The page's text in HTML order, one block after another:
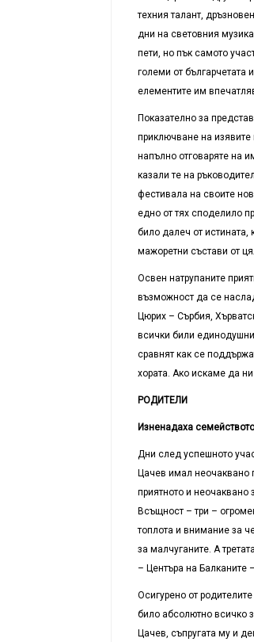
техния талант,
дни на световния
пети, но пък самото
големи от българчетата
елементите им
Показателно за
приключване на
напълно отговаряте на
казали те на
фестивала на своите
едно от тях споделило
било далеч от
мажоретни състави от
Освен натрупаните
възможност да се
Цюрих – Сърбия,
всички били
сравнят как се
хората. Ако искаме да
РОДИТЕЛИ
Изненадаха
Дни след успешното
Цачев имал неочаквано
приятното и неочаквано
Всъщност – три –
топлота и внимание за
за малчуганите. А
– Центъра на Балканите
Осигурено от
било абсолютно всичко
Цачев, съпругата му и